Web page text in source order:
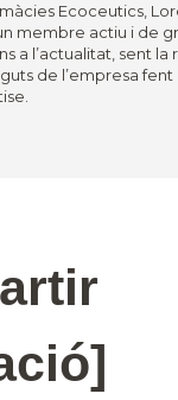
Ecoceutics,
membre actiu i de
a l’actualitat, sent
de l’empresa fent